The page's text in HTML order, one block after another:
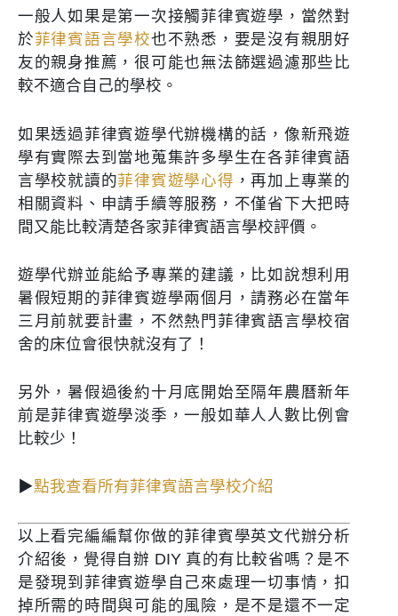
一般人如果是第一次接觸菲律賓遊學，當然對
於菲律賓語言學校也不熟悉，要是沒有親朋好
友的親身推薦，很可能也無法篩選過濾那些比
較不適合自己的學校。
如果透過菲律賓遊學代辦機構的話，像新飛遊
學有實際去到當地蒐集許多學生在各菲律賓語
言學校就讀的菲律賓遊學心得 ，再加上專業的
相關資料、申請手續等服務，不僅省下大把時
間又能比較清楚各家菲律賓語言學校評價。
遊學代辦並能給予專業的建議，比如說想利用
暑假短期的菲律賓遊學兩個月，請務必在當年
三月前就要計畫，不然熱門菲律賓語言學校宿
舍的床位會很快就沒有了！
另外，暑假過後約十月底開始至隔年農曆新年
前是菲律賓遊學淡季，一般如華人人數比例會
比較少！
▶點我查看所有菲律賓語言學校介紹
以上看完編編幫你做的菲律賓學英文代辦分析
介紹後，覺得自辦 DIY 真的有比較省嗎？是不
是發現到菲律賓遊學自己來處理一切事情，扣
掉所需的時間與可能的風險，是不是還不一定